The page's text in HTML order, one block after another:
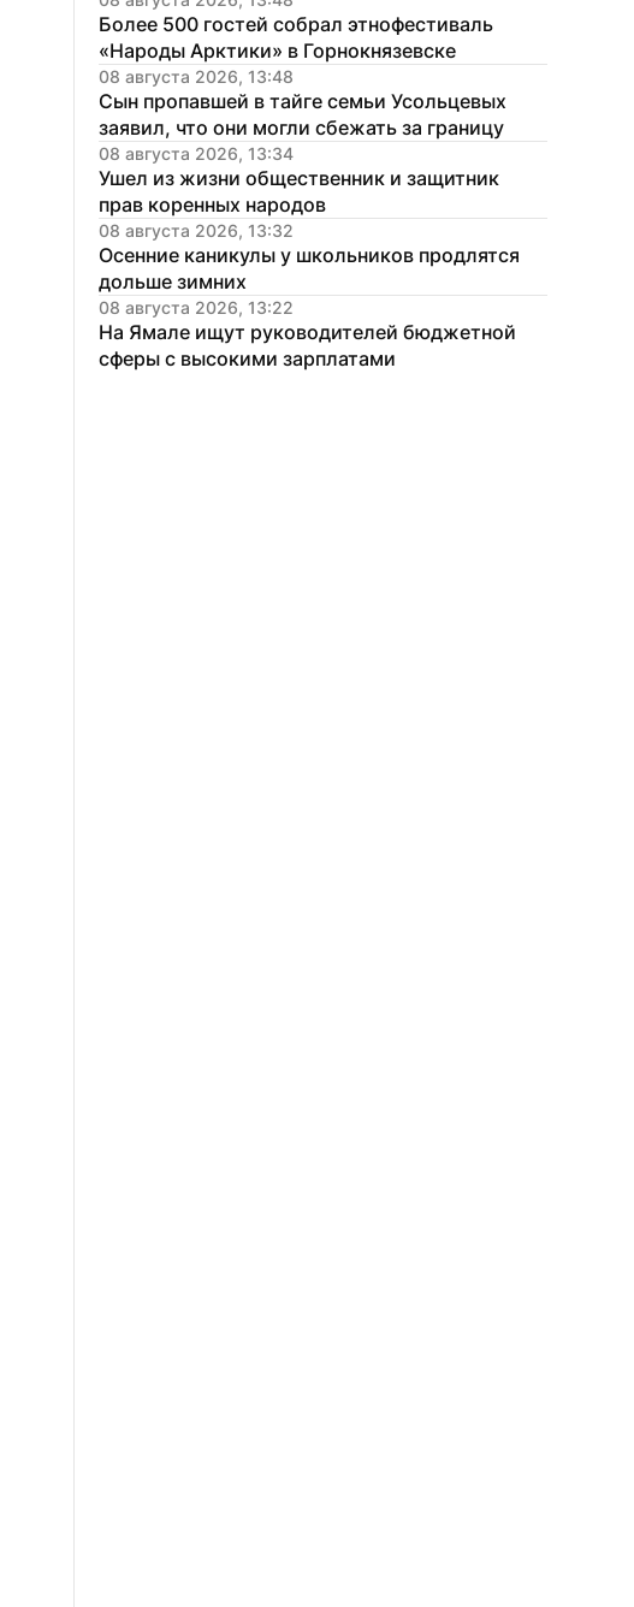
Более 500 гостей собрал этнофестиваль
«Народы Арктики» в Горнокнязевске
08 августа 2026, 13:48
Сын пропавшей в тайге семьи Усольцевых
заявил, что они могли сбежать за границу
08 августа 2026, 13:34
Ушел из жизни общественник и защитник
прав коренных народов
08 августа 2026, 13:32
Осенние каникулы у школьников продлятся
дольше зимних
08 августа 2026, 13:22
На Ямале ищут руководителей бюджетной
сферы с высокими зарплатами